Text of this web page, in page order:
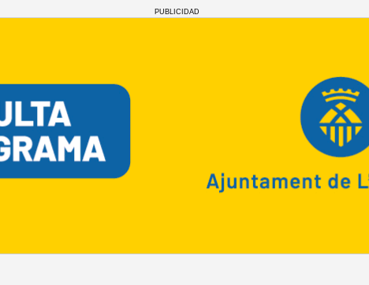
PUBLICIDAD